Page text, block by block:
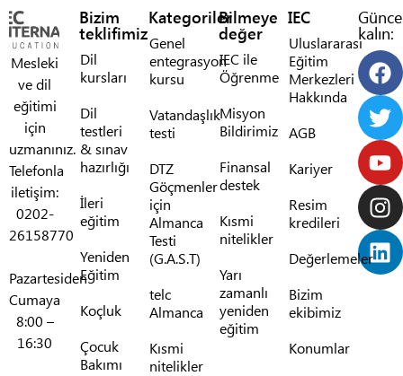
Mesleki
ve dil
eğitimi
için
uzmanınız.
Telefonla
iletişim:
0202-
26158770
Pazartesiden
Cumaya
8:00 –
16:30
Bizim
teklifimiz
Dil
kursları
Dil
testleri
& sınav
hazırlığı
İleri
eğitim
Yeniden
Eğitim
Koçluk
Çocuk
Bakımı
Kategoriler
Genel
entegrasyon
kursu
Vatandaşlık
testi
DTZ
Göçmenler
için
Almanca
Testi
(G.A.S.T)
telc
Almanca
Kısmi
nitelikler
Bilmeye
değer
IEC ile
Öğrenme
Misyon
Bildirimiz
Finansal
destek
Kısmi
nitelikler
Yarı
zamanlı
yeniden
eğitim
IEC
Uluslararası
Eğitim
Merkezleri
Hakkında
AGB
Kariyer
Resim
kredileri
Değerlemeler
Bizim
ekibimiz
Konumlar
kalın: